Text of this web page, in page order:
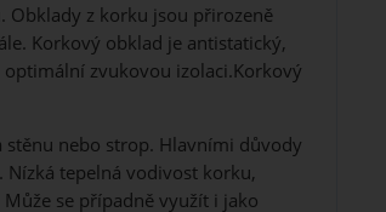
z korku jsou přirozeně
Korkový obklad je antistatický,
zvukovou izolaci.Korkový
nebo strop. Hlavními důvody
tepelná vodivost korku,
se případně využít i jako